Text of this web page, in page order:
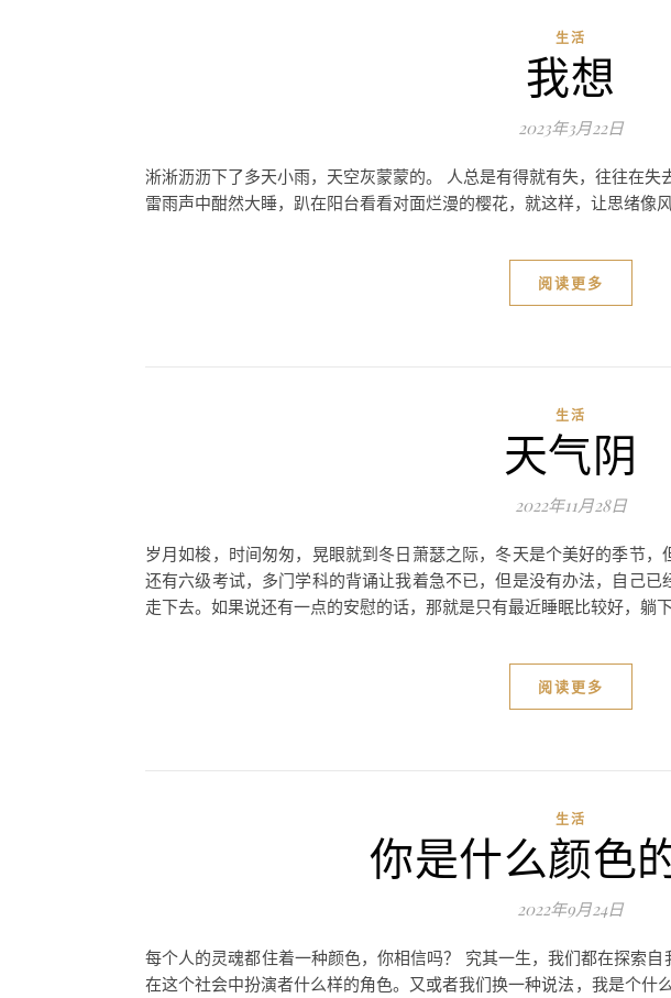
生活
我想
2023年3月22日
淅淅沥沥下了多天小雨，天空灰蒙蒙的。 人总是有得就有失，往往在
雷雨声中酣然大睡，趴在阳台看看对面烂漫的樱花，就这样，让思绪像风
阅读更多
生活
天气阴
2022年11月28日
岁月如梭，时间匆匆，晃眼就到冬日萧瑟之际，冬天是个美好的季节
还有六级考试，多门学科的背诵让我着急不已，但是没有办法，自己
走下去。如果说还有一点的安慰的话，那就是只有最近睡眠比较好，躺
阅读更多
生活
你是什么颜色
2022年9月24日
每个人的灵魂都住着一种颜色，你相信吗？ 究其一生，我们都在探索
在这个社会中扮演者什么样的角色。又或者我们换一种说法，我是个什么